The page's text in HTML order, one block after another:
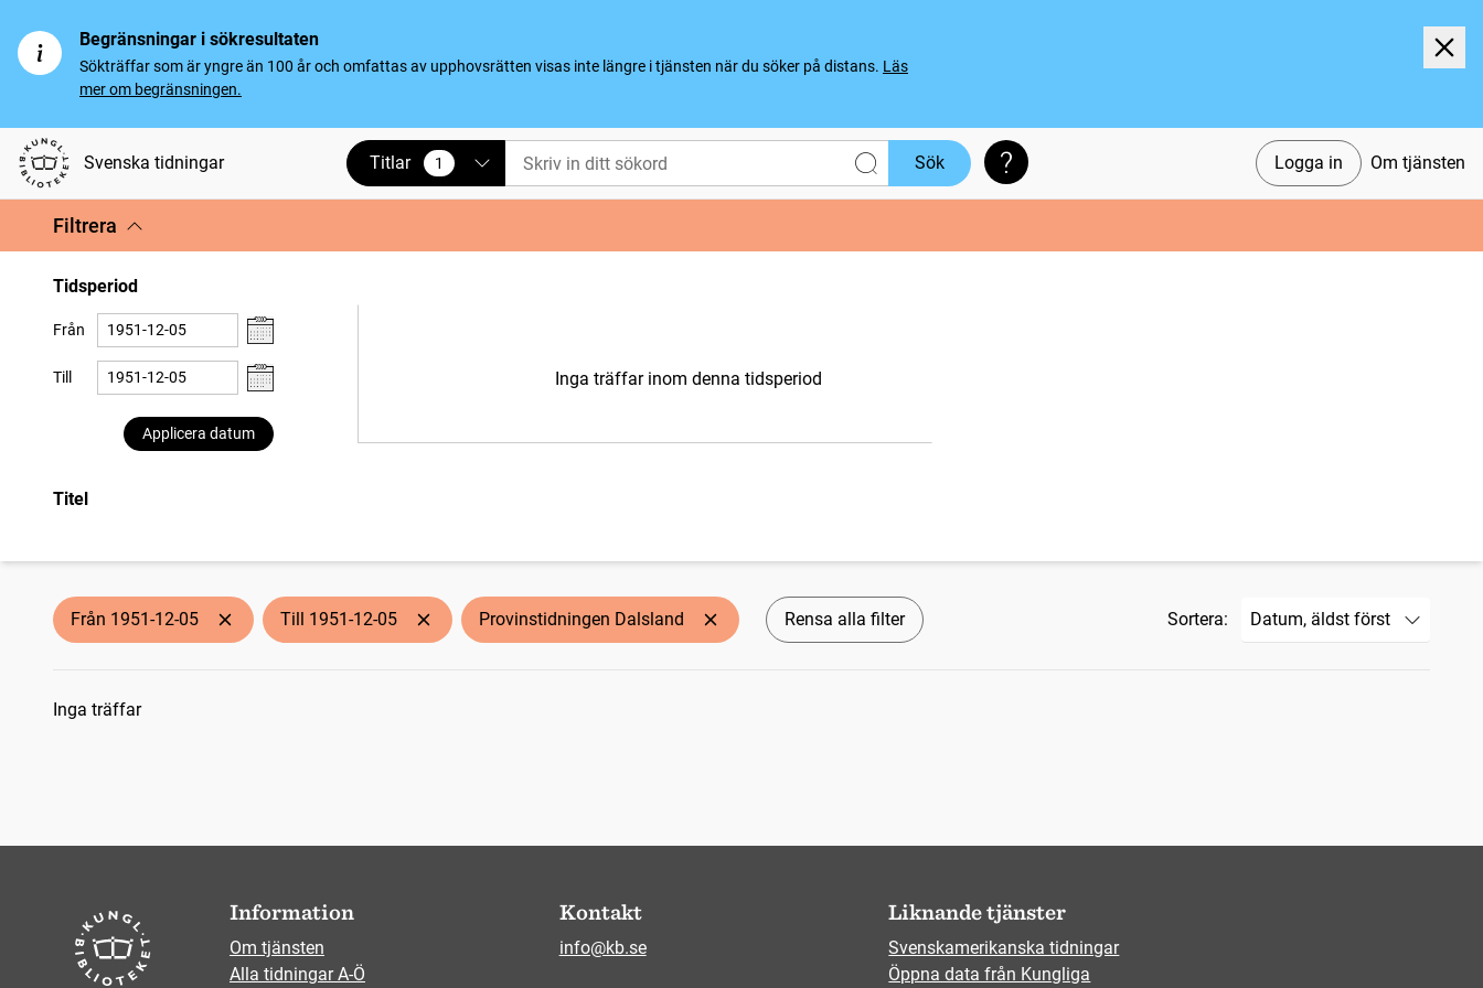
Begränsningar i sökresultaten
Sökträffar som är yngre än 100 år och omfattas av upphovsrätten visas inte längre i tjänsten när du söker på distans. Läs
mer om begränsningen.
Svenska tidningar Logga in Om tjänsten
Titlar 1
vald Sök Söktips
Filtrera
Tidsperiod
Från
Till
Applicera datum
Inga träffar inom denna tidsperiod
Titel
Från 1951-12-05 Till 1951-12-05 Provinstidningen Dalsland Rensa alla filter Sortera:
Sökresultat
Inga träffar
Information
Om tjänsten
Alla tidningar A-Ö
Kontakt
info@kb.se
Liknande tjänster
Svenskamerikanska tidningar
Öppna data från Kungliga